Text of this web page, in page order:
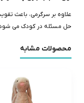
علاوه بر سرگرمی، باعث
حل مسئله در کودک می‌
محصولات مشابه